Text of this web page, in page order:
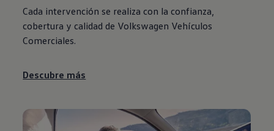
Cada intervención se realiza con la confianza,
cobertura y calidad de Volkswagen Vehículos
Comerciales.
Descubre más